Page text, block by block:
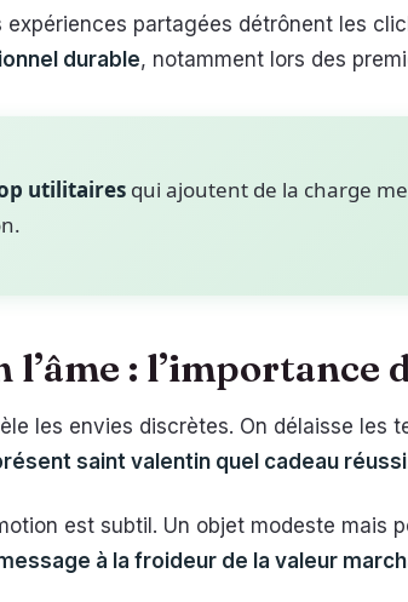
expériences partagées détrônent les
durable, notamment lors des
utilitaires qui ajoutent de la charge
l’âme : l’importance
les envies discrètes. On délaisse les
saint valentin quel cadeau réussi
est subtil. Un objet modeste mais
à la froideur de la valeur